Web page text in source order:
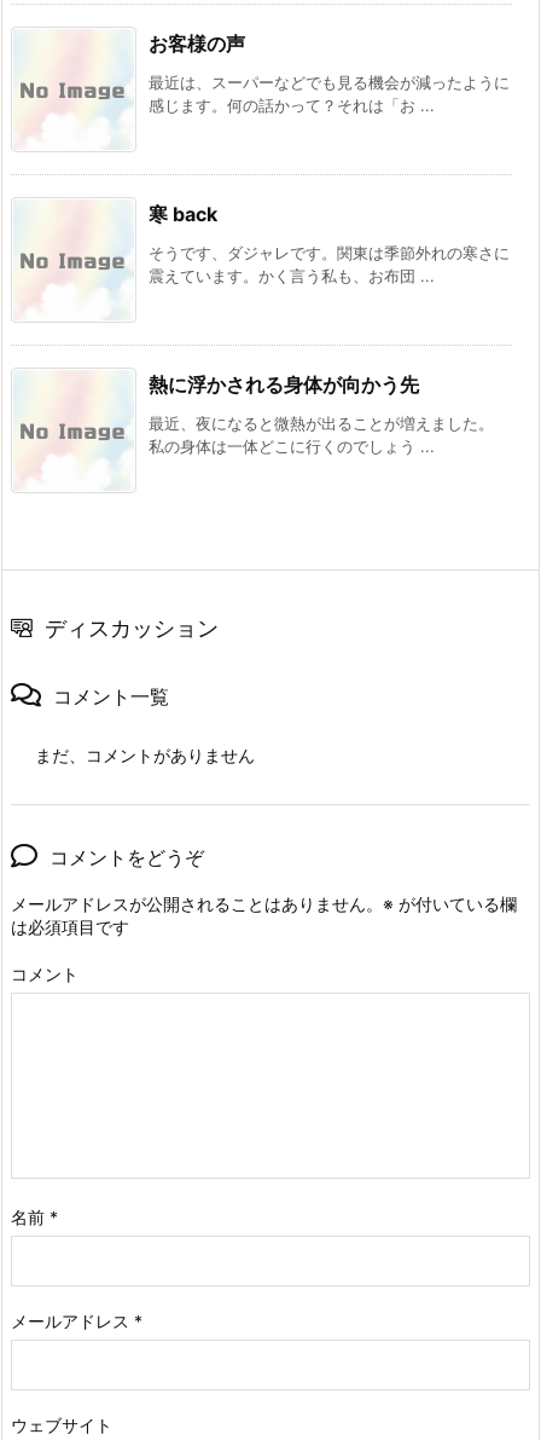
お客様の声
最近は、スーパーなどでも見る機会が減ったように
感じます。何の話かって？それは「お ...
寒 back
そうです、ダジャレです。関東は季節外れの寒さに
震えています。かく言う私も、お布団 ...
熱に浮かされる身体が向かう先
最近、夜になると微熱が出ることが増えました。
私の身体は一体どこに行くのでしょう ...
ディスカッション
コメント一覧
まだ、コメントがありません
コメントをどうぞ
メールアドレスが公開されることはありません。 ※ が付いている欄
は必須項目です
コメント
名前 *
メールアドレス *
ウェブサイト